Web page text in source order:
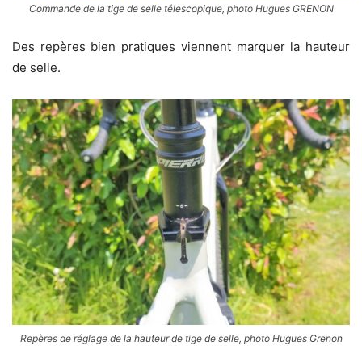
Commande de la tige de selle télescopique, photo Hugues GRENON
Des repères bien pratiques viennent marquer la hauteur
de selle.
Repères de réglage de la hauteur de tige de selle, photo Hugues Grenon